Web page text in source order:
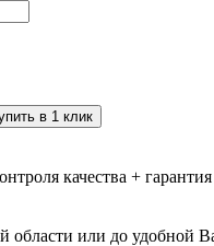
в 1 клик
качества +
области или до удобной